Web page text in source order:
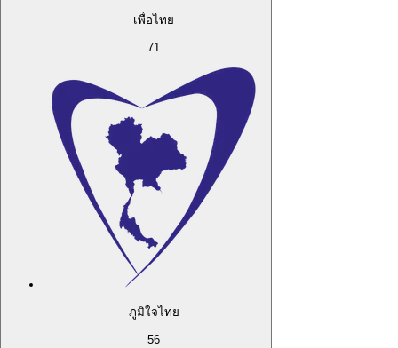
เพื่อไทย
71
ภูมิใจไทย
56